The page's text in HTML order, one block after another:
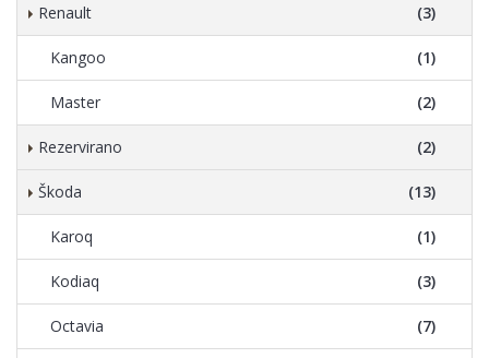
Renault (3)
Kangoo (1)
Master (2)
Rezervirano (2)
Škoda (13)
Karoq (1)
Kodiaq (3)
Octavia (7)